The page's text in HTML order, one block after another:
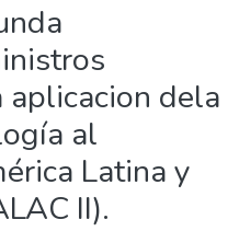
aplicacion dela
al
Latina y
II).